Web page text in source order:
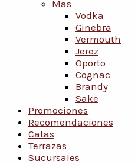
Mas
Vodka
Ginebra
Vermouth
Jerez
Oporto
Cognac
Brandy
Sake
Promociones
Recomendaciones
Catas
Terrazas
Sucursales